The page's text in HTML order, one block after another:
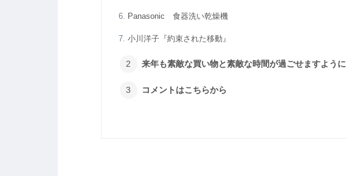
Panasonic 食器洗い乾燥機
小川洋子『約束された移動』
来年も素敵な買い物と素敵な時間が過ごせますように
コメントはこちらから